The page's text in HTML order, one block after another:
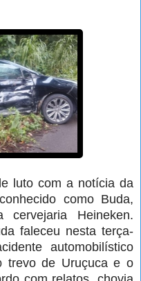
luto com a notícia da
como Buda,
cervejaria Heineken.
faleceu nesta terça-
automobilístico
trevo de Uruçuca e o